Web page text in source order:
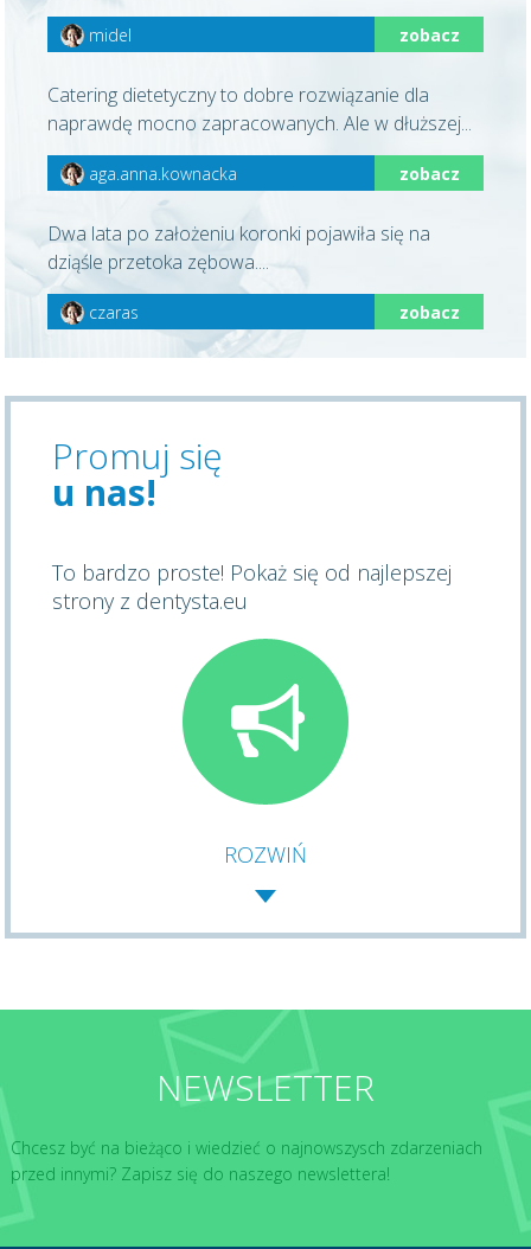
midel zobacz
Catering dietetyczny to dobre rozwiązanie dla
naprawdę mocno zapracowanych. Ale w dłuższej...
aga.anna.kownacka zobacz
Dwa lata po założeniu koronki pojawiła się na
dziąśle przetoka zębowa....
czaras zobacz
Promuj się
u nas!
To bardzo proste! Pokaż się od najlepszej
strony z dentysta.eu
ROZWIŃ
NEWSLETTER
Chcesz być na bieżąco i wiedzieć o najnowszysch zdarzeniach
przed innymi? Zapisz się do naszego newslettera!